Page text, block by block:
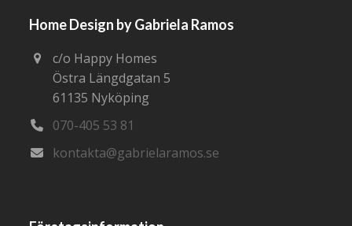
Home Design by Gabriela Ramos
c/o Happy Homes
Östra Längdgatan 5
61135 Nyköping
070-405 53 81
kontakta@gabrielaramos.se